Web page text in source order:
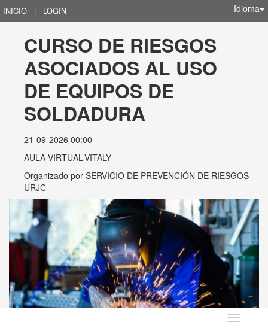
INICIO | LOGIN Idioma
CURSO DE RIESGOS
ASOCIADOS AL USO
DE EQUIPOS DE
SOLDADURA
21-09-2026 00:00
AULA VIRTUAL-VITALY
Organizado por SERVICIO DE PREVENCIÓN DE RIESGOS
URJC
Idioma